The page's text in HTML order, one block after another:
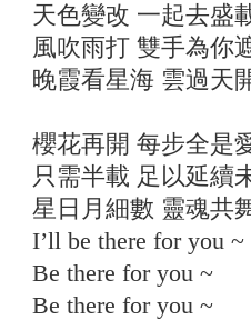
天色變改 一起去盛
風吹雨打 雙手為你
晚霞看星海 雲過天
櫻花再開 每步全是
只需半載 足以延續
星日月細數 靈魂共
I’ll be there for you ~
Be there for you ~
Be there for you ~